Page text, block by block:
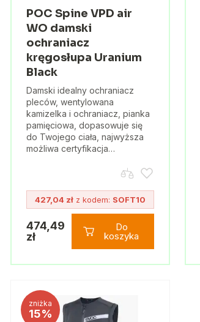
POC Spine VPD air
WO damski
ochraniacz
kręgosłupa Uranium
Black
Damski idealny ochraniacz
pleców, wentylowana
kamizelka i ochraniacz, pianka
pamięciowa, dopasowuje się
do Twojego ciała, najwyższa
możliwa certyfikacja…
427,04 złz kodem: SOFT10
474,49
zł
Do
koszyka
zniżka
15%